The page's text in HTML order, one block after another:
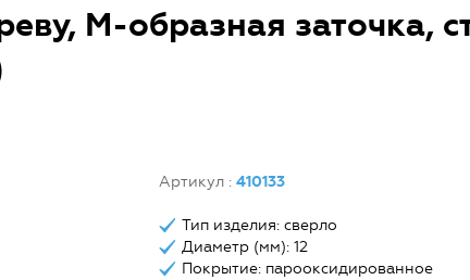
М-образная заточка,
Артикул : 410133
Тип изделия: сверло
Диаметр (мм): 12
Покрытие: парооксидированное